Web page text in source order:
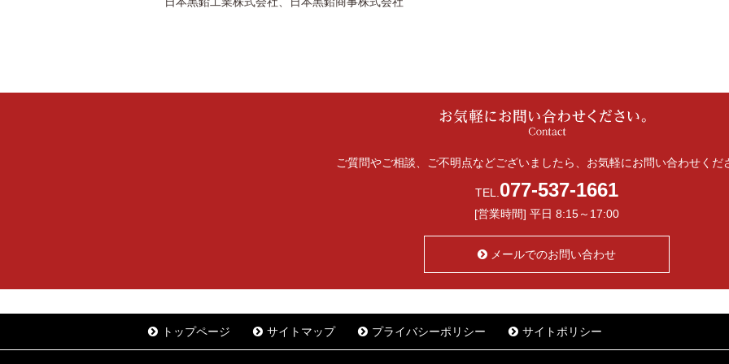
ご質問やご相談、ご不明点などございましたら、お気軽にお問い合わせくだ
TEL. 077-537-1661
[営業時間] 平日 8:15～17:00
メールでのお問い合わせ
トップページ サイトマップ プライバシーポリシー サイトポリシー